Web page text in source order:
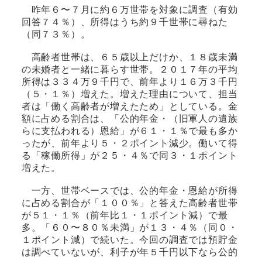
昨年６〜７月に約６万世帯を対象に調査（有効
回答７４％）、所得はうち約９千世帯に尋ねた
（同７３％）。
高齢者世帯は、６５歳以上だけか、１８歳未満
の未婚者と一緒に暮らす世帯。２０１７年の平均
所得は３３４万９千円で、前年より１６万３千円
（５・１％）増えた。増えた理由について、担当
者は「働く高齢者が増えたため」としている。金
額に占める割合は、「公的年金・（旧軍人の遺族
らに支払われる）恩給」が６１・１％で最も多か
ったが、前年より５・２ポイント減少。働いて得
る「稼働所得」が２５・４％で同３・１ポイント
増えた。
一方、世帯ベースでは、公的年金・恩給が所得
に占める割合が「１００％」と答えた高齢者世帯
が５１・１％（前年比１・１ポイント減）で最
多。「６０〜８０％未満」が１３・４％（同０・
１ポイント減）で続いた。今回の調査では預貯金
は調べていないが、利子が年５千円以下なら公的